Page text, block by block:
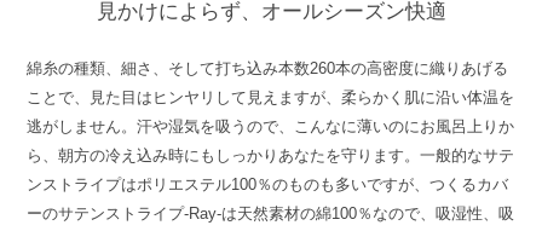
見かけによらず、オールシーズン快適
綿糸の種類、細さ、そして打ち込み本数260本の高密度に織りあげる
ことで、見た目はヒンヤリして見えますが、柔らかく肌に沿い体温を
逃がしません。汗や湿気を吸うので、こんなに薄いのにお風呂上りか
ら、朝方の冷え込み時にもしっかりあなたを守ります。一般的なサテ
ンストライプはポリエステル100％のものも多いですが、つくるカバ
ーのサテンストライプ-Ray-は天然素材の綿100％なので、吸湿性、吸